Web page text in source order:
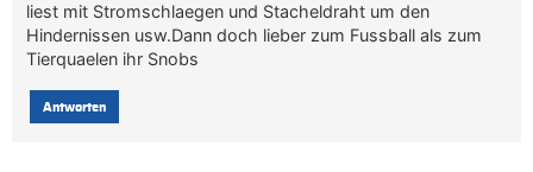
liest mit Stromschlaegen und Stacheldraht um den
Hindernissen usw.Dann doch lieber zum Fussball als zum
Tierquaelen ihr Snobs
Antworten